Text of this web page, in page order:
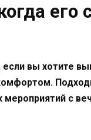
его
вы хотите
с